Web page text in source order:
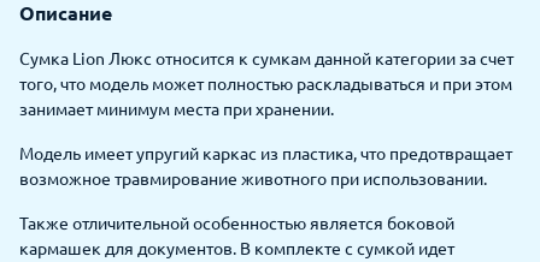
Описание
Сумка Lion Люкс относится к сумкам данной категории за счет
того, что модель может полностью раскладываться и при этом
занимает минимум места при хранении.
Модель имеет упругий каркас из пластика, что предотвращает
возможное травмирование животного при использовании.
Также отличительной особенностью является боковой
кармашек для документов. В комплекте с сумкой идет